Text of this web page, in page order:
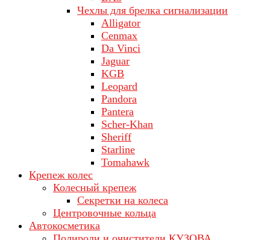
Чехлы для брелка сигнализации
Alligator
Cenmax
Da Vinci
Jaguar
KGB
Leopard
Pandora
Pantera
Scher-Khan
Sheriff
Starline
Tomahawk
Крепеж колес
Колесный крепеж
Секретки на колеса
Центровочные кольца
Автокосметика